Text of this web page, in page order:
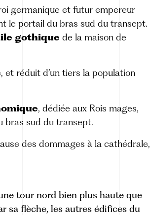
germanique et futur empereur
le portail du bras sud du transept.
gothique de la maison de
et réduit d’un tiers la population
, dédiée aux Rois mages,
bras sud du transept.
des dommages à la cathédrale,
tour nord bien plus haute que
sa flèche, les autres édifices du